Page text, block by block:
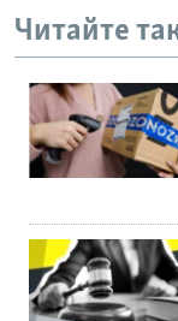
Читайте